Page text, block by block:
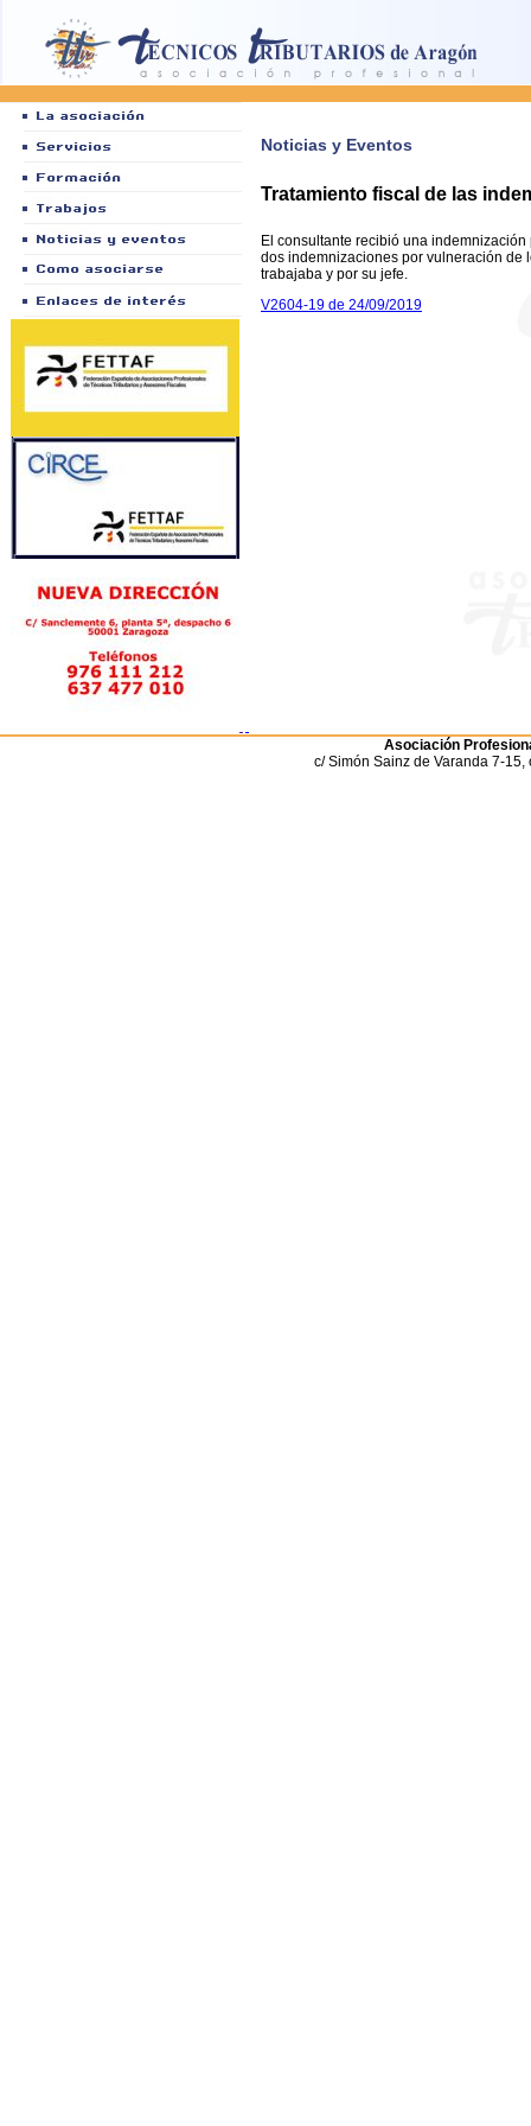
Noticias y Eventos
Tratamiento fiscal de las
El consultante recibió una
dos indemnizaciones por vulneración de
trabajaba y por su jefe.
V2604-19 de 24/09/2019
Asociación
c/ Simón Sainz de Varanda 7-